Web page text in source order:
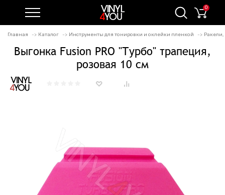
0
Главная Каталог Инструменты для тонировки и оклейки пленкой
Выгонка Fusion PRO "Турбо" трапеция,
розовая 10 см